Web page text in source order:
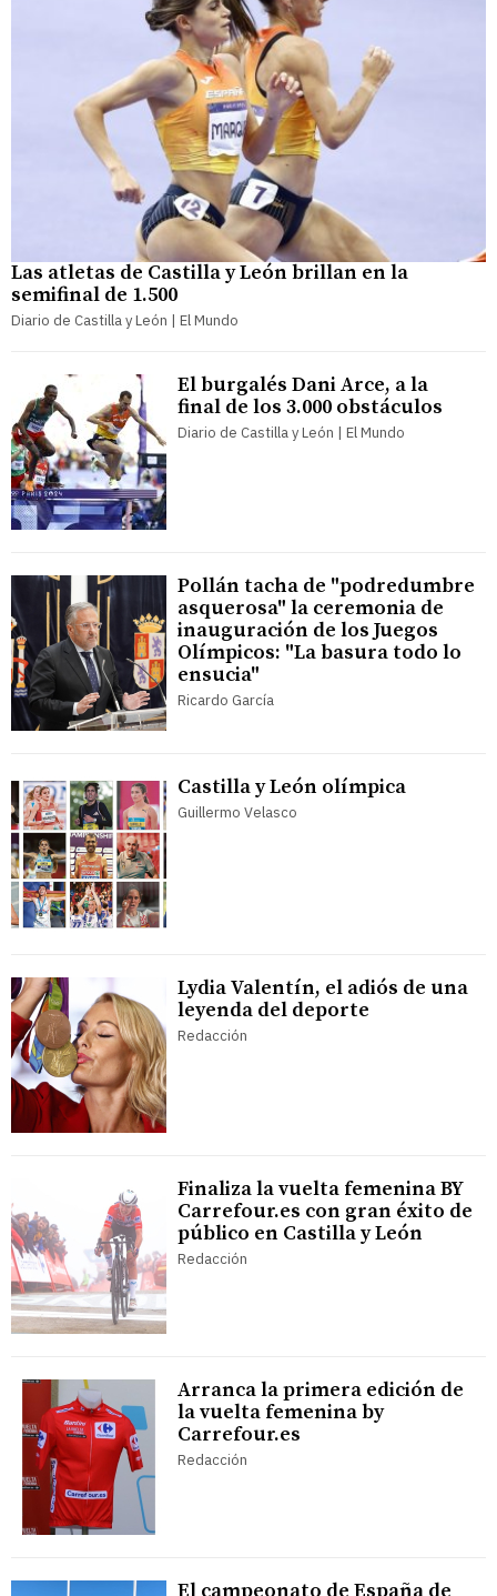
Las atletas de Castilla y León brillan en la
semifinal de 1.500
Diario de Castilla y León | El Mundo
El burgalés Dani Arce, a la
final de los 3.000 obstáculos
Diario de Castilla y León | El Mundo
Pollán tacha de "podredumbre
asquerosa" la ceremonia de
inauguración de los Juegos
Olímpicos: "La basura todo lo
ensucia"
Ricardo García
Castilla y León olímpica
Guillermo Velasco
Lydia Valentín, el adiós de una
leyenda del deporte
Redacción
Finaliza la vuelta femenina BY
Carrefour.es con gran éxito de
público en Castilla y León
Redacción
Arranca la primera edición de
la vuelta femenina by
Carrefour.es
Redacción